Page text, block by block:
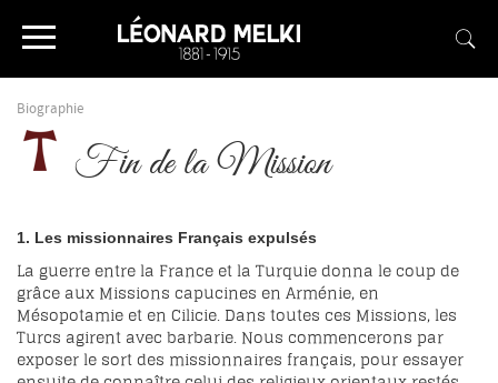
Biographie
Fin de la Mission
1. Les missionnaires Français expulsés
La guerre entre la France et la Turquie donna le coup de
grâce aux Missions capucines en Arménie, en
Mésopotamie et en Cilicie. Dans toutes ces Missions, les
Turcs agirent avec barbarie. Nous commencerons par
exposer le sort des missionnaires français, pour essayer